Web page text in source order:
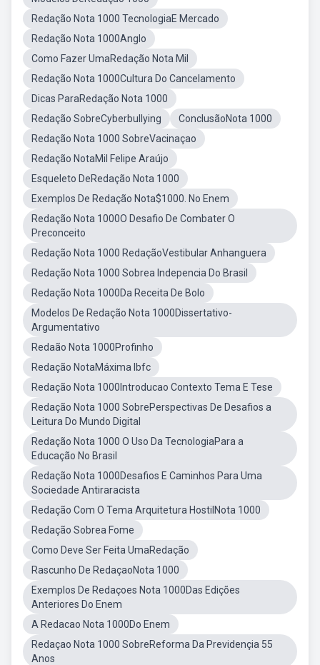
Redação Nota 1000 TecnologiaE Mercado
Redação Nota 1000Anglo
Como Fazer UmaRedação Nota Mil
Redação Nota 1000Cultura Do Cancelamento
Dicas ParaRedação Nota 1000
Redação SobreCyberbullying
ConclusãoNota 1000
Redação Nota 1000 SobreVacinaçao
Redação NotaMil Felipe Araújo
Esqueleto DeRedação Nota 1000
Exemplos De Redação Nota$1000. No Enem
Redação Nota 1000O Desafio De Combater O
Preconceito
Redação Nota 1000 RedaçãoVestibular Anhanguera
Redação Nota 1000 Sobrea Indepencia Do Brasil
Redação Nota 1000Da Receita De Bolo
Modelos De Redação Nota 1000Dissertativo-
Argumentativo
Redaão Nota 1000Profinho
Redação NotaMáxima Ibfc
Redação Nota 1000Introducao Contexto Tema E Tese
Redação Nota 1000 SobrePerspectivas De Desafios a
Leitura Do Mundo Digital
Redação Nota 1000 O Uso Da TecnologiaPara a
Educação No Brasil
Redação Nota 1000Desafios E Caminhos Para Uma
Sociedade Antiraracista
Redação Com O Tema Arquitetura HostilNota 1000
Redação Sobrea Fome
Como Deve Ser Feita UmaRedação
Rascunho De RedaçaoNota 1000
Exemplos De Redaçoes Nota 1000Das Edições
Anteriores Do Enem
A Redacao Nota 1000Do Enem
Redaçao Nota 1000 SobreReforma Da Previdençia 55
Anos